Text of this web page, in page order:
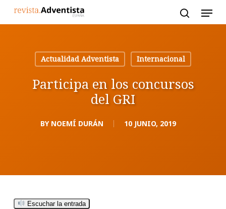
Actualidad Adventista
Internacional
Participa en los concursos
del GRI
BY NOEMÍ DURÁN 10 JUNIO, 2019
Escuchar la entrada